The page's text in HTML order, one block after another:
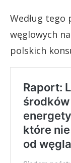
Według
węglowych
polskich